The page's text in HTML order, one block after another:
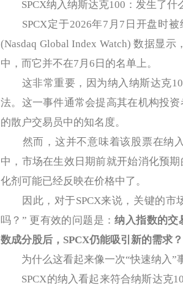
SPCX纳入纳斯达克100：发生了什
SPCX定于2026年7月7日开盘时被
(Nasdaq Global Index Watch) 数据显
中，而它并不在7月6日的名单上。
这非常重要，因为纳入纳斯达克
法。这一事件通常会提高其在机构投
的散户交易员中的知名度。
然而，这并不意味着该股票在纳入
中，市场在生效日期前就开始消化预
化剂可能已经反映在价格中了。
因此，对于SPCX来说，关键的市
吗？” 更有效的问题是：纳入指数的交
数成分股后，SPCX仍能吸引新的需求？
为什么这看起来像一次“快速纳入”
SPCX的纳入看起来符合纳斯达克